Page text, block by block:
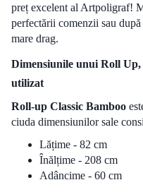
preț excelent al Artpoligraf!
perfectării comenzii sau
mare drag.
Dimensiunile unui Roll
utilizat
Roll-up Classic Bamboo
ciuda dimensiunilor sale
Lățime - 82 cm
Înălțime - 208 cm
Adâncime - 60 cm